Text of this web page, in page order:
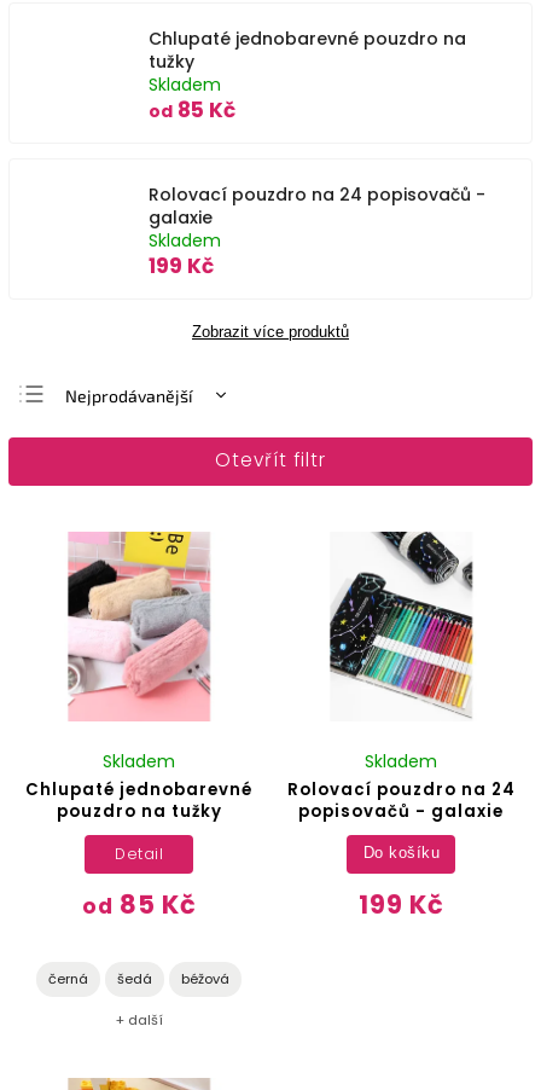
Chlupaté jednobarevné pouzdro na
tužky
Skladem
od 85 Kč
Rolovací pouzdro na 24 popisovačů -
galaxie
Skladem
199 Kč
Zobrazit více produktů
Nejprodávanější
Nejlevnější
Otevřít filtr
Chlupaté jednobarevné
pouzdro na tužky
Skladem
od 85 Kč
Detail
černá šedá béžová
+ další
Rolovací pouzdro na 24
popisovačů - galaxie
Skladem
199 Kč
Do košíku